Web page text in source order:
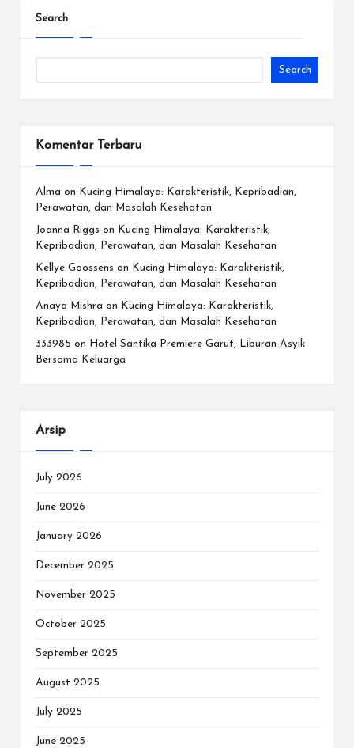
Search
Search
Komentar Terbaru
Alma on
Kucing Himalaya: Karakteristik, Kepribadian,
Perawatan, dan Masalah Kesehatan
Joanna Riggs on
Kucing Himalaya: Karakteristik,
Kepribadian, Perawatan, dan Masalah Kesehatan
Kellye Goossens on
Kucing Himalaya: Karakteristik,
Kepribadian, Perawatan, dan Masalah Kesehatan
Anaya Mishra on
Kucing Himalaya: Karakteristik,
Kepribadian, Perawatan, dan Masalah Kesehatan
333985 on
Hotel Santika Premiere Garut, Liburan Asyik
Bersama Keluarga
Arsip
July 2026
June 2026
January 2026
December 2025
November 2025
October 2025
September 2025
August 2025
July 2025
June 2025